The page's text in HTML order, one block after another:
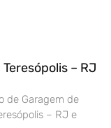
– RJ
de Garagem de
– RJ e